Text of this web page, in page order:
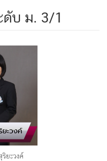
ดับ ม. 3/1
ยะวงค์